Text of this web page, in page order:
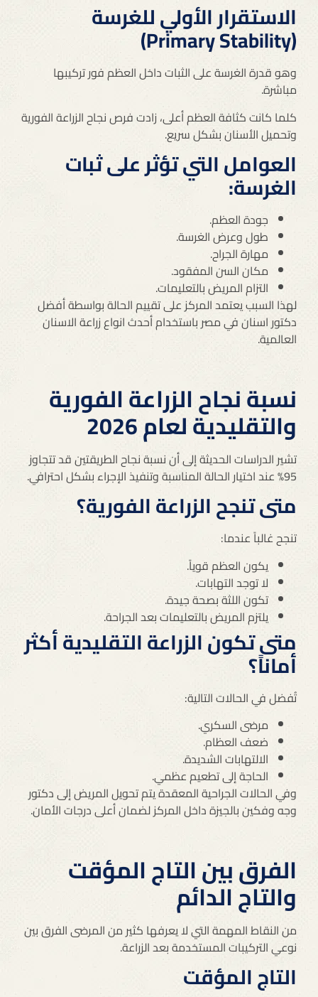
الاستقرار الأولي للغرسة
(Primary Stability)
وهو قدرة الغرسة على الثبات داخل العظم فور تركيبها
مباشرة.
كلما كانت كثافة العظم أعلى، زادت فرص نجاح الزراعة الفورية
وتحميل الأسنان بشكل سريع.
العوامل التي تؤثر على ثبات
الغرسة:
جودة العظم.
طول وعرض الغرسة.
مهارة الجراح.
مكان السن المفقود.
التزام المريض بالتعليمات.
لهذا السبب يعتمد المركز على تقييم الحالة بواسطة أفضل
دكتور اسنان في مصر باستخدام أحدث انواع زراعة الاسنان
العالمية.
نسبة نجاح الزراعة الفورية
والتقليدية لعام 2026
تشير الدراسات الحديثة إلى أن نسبة نجاح الطريقتين قد تتجاوز
95% عند اختيار الحالة المناسبة وتنفيذ الإجراء بشكل احترافي.
متى تنجح الزراعة الفورية؟
تنجح غالباً عندما:
يكون العظم قوياً.
لا توجد التهابات.
تكون اللثة بصحة جيدة.
يلتزم المريض بالتعليمات بعد الجراحة.
متى تكون الزراعة التقليدية أكثر
أماناً؟
تُفضل في الحالات التالية:
مرضى السكري.
ضعف العظام.
الالتهابات الشديدة.
الحاجة إلى تطعيم عظمي.
وفي الحالات الجراحية المعقدة يتم تحويل المريض إلى دكتور
وجه وفكين بالجيزة داخل المركز لضمان أعلى درجات الأمان.
الفرق بين التاج المؤقت
والتاج الدائم
من النقاط المهمة التي لا يعرفها كثير من المرضى الفرق بين
نوعي التركيبات المستخدمة بعد الزراعة.
التاج المؤقت